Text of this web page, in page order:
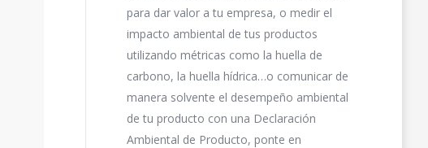
para dar valor a tu empresa, o medir el
impacto ambiental de tus productos
utilizando métricas como la huella de
carbono, la huella hídrica…o comunicar de
manera solvente el desempeño ambiental
de tu producto con una Declaración
Ambiental de Producto, ponte en